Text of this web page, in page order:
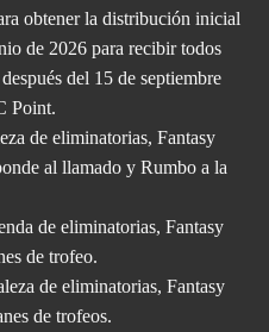
obtener la distribución inicial
de 2026 para recibir todos
del 15 de septiembre
Point.
de eliminatorias, Fantasy
al llamado y Rumbo a la
de eliminatorias, Fantasy
de trofeo.
de eliminatorias, Fantasy
de trofeos.